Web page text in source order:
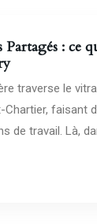
: ce
traverse le
Chartier, faisant
de travail. Là,